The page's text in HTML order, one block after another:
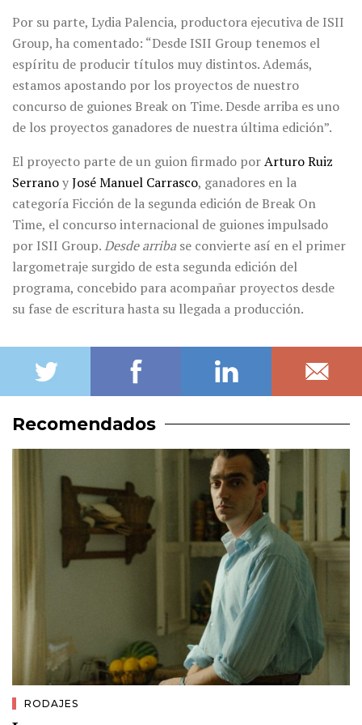
Por su parte, Lydia Palencia, productora ejecutiva de ISII
Group, ha comentado: “Desde ISII Group tenemos el
espíritu de producir títulos muy distintos. Además,
estamos apostando por los proyectos de nuestro
concurso de guiones Break on Time. Desde arriba es uno
de los proyectos ganadores de nuestra última edición”.
El proyecto parte de un guion firmado porArturo Ruiz
SerranoyJosé Manuel Carrasco, ganadores en la
categoría Ficción de la segunda edición de Break On
Time, el concurso internacional de guiones impulsado
por ISII Group.Desde arriba se convierte así en el primer
largometraje surgido de esta segunda edición del
programa, concebido para acompañar proyectos desde
su fase de escritura hasta su llegada a producción.
Recomendados
RODAJES